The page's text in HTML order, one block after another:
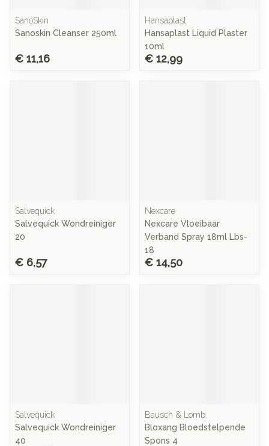
SanoSkin
Sanoskin Cleanser 250ml
€ 11,16
Hansaplast
Hansaplast Liquid Plaster
10ml
€ 12,99
Salvequick
Salvequick Wondreiniger
20
€ 6,57
Nexcare
Nexcare Vloeibaar
Verband Spray 18ml Lbs-
18
€ 14,50
Salvequick
Salvequick Wondreiniger
40
Bausch & Lomb
Bloxang Bloedstelpende
Spons 4